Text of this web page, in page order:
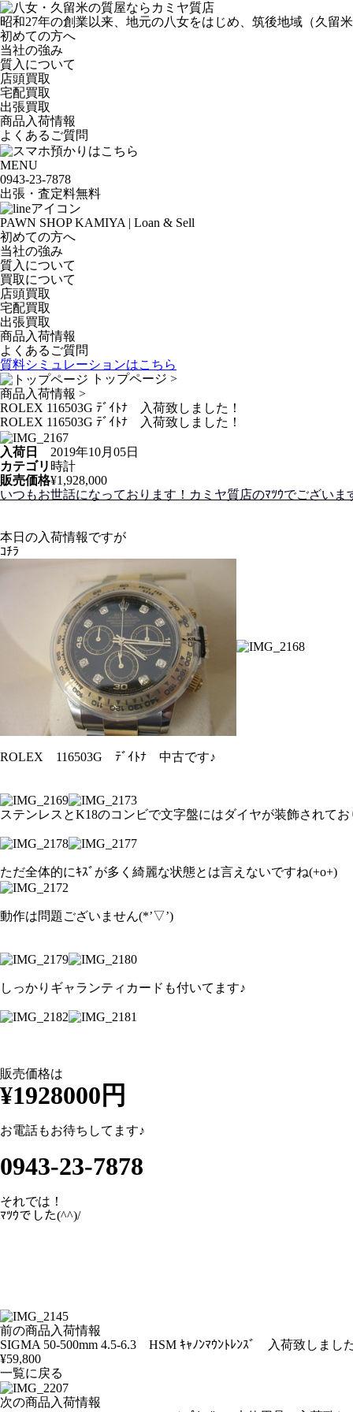
昭和27年の創業以来、地元の八女をはじめ、筑後地域（久留
初めての方へ
当社の強み
質入について
店頭買取
宅配買取
出張買取
商品入荷情報
よくあるご質問
MENU
0943-23-7878
出張・査定料無料
PAWN SHOP KAMIYA | Loan & Sell
初めての方へ
当社の強み
質入について
買取について
店頭買取
宅配買取
出張買取
商品入荷情報
よくあるご質問
質料シミュレーションはこちら
トップページ >
商品入荷情報 >
ROLEX 116503G ﾃﾞｲﾄﾅ 入荷致しました！
ROLEX 116503G ﾃﾞｲﾄﾅ 入荷致しました！
入荷日
2019年10月05日
カテゴリ 時計
販売価格¥1,928,000
いつもお世話になっております！カミヤ質店のﾏﾂｳでございま
本日の入荷情報ですが
ｺﾁﾗ
ROLEX 116503G ﾃﾞｲﾄﾅ 中古です♪
ステンレスとK18のコンビで文字盤にはダイヤが装飾されて
ただ全体的にｷｽﾞが多く綺麗な状態とは言えないですね(+o+)
動作は問題ございません(*’▽’)
しっかりギャランティカードも付いてます♪
販売価格は
¥1928000円
お電話もお待ちしてます♪
0943-23-7878
それでは！
ﾏﾂｳでした(^^)/
前の商品入荷情報
SIGMA 50-500mm 4.5-6.3 HSM ｷｬﾉﾝﾏｳﾝﾄﾚﾝｽﾞ 入荷致しまし
¥59,800
一覧に戻る
次の商品入荷情報